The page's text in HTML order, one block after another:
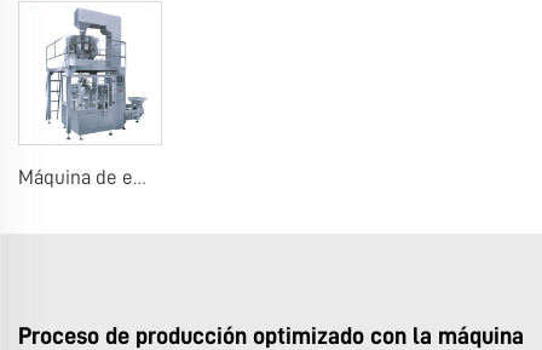
Máquina de empaquetado en bolsas prehechas
Proceso de producción optimizado con la máquina